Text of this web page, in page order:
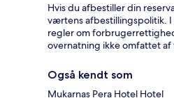
Hvis du afbestiller din
værtens afbestillingspolitik. I
regler om
overnatning ikke omfattet
Også kendt som
Mukarnas Pera Hotel Hotel